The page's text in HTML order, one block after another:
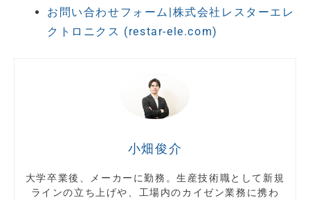
お問い合わせフォーム|株式会社レスターエレ
クトロニクス (restar-ele.com)
小畑俊介
大学卒業後、メーカーに勤務。生産技術職として新規
ラインの立ち上げや、工場内のカイゼン業務に携わ